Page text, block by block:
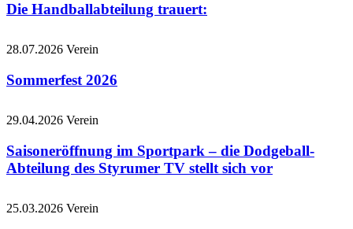
Die Handballabteilung trauert:
28.07.2026 Verein
Sommerfest 2026
29.04.2026 Verein
Saisoneröffnung im Sportpark – die Dodgeball-
Abteilung des Styrumer TV stellt sich vor
25.03.2026 Verein